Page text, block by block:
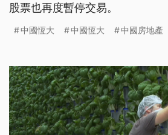
股票也再度暫停交易。
中國恆大 中國恆大 中國房地產